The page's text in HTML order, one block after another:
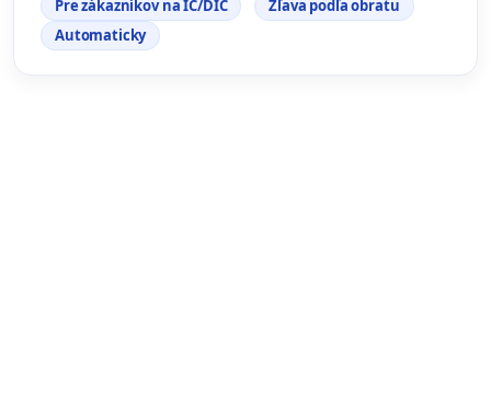
Pre zákazníkov na IČ/DIČ
Zľava podľa obratu
Automaticky